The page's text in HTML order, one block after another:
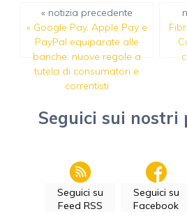
« notizia precedente
« Google Pay, Apple Pay e
PayPal equiparate alle
banche: nuove regole a
tutela di consumatori e
correntisti
Seguici sui nostri
Seguici su
Feed RSS
Seguici su
Facebook